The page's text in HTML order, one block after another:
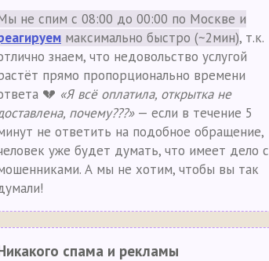
не спим с 08:00 до 00:00 по Москве и
максимально быстро (~2мин), т.к.
знаем, что недовольство услугой
прямо пропорционально времени
💔 «Я всё оплатила, открытка не
почему???»— если в течение 5
не ответить на подобное обращение,
уже будет думать, что имеет дело с
А мы не хотим, чтобы вы так
спама и рекламы